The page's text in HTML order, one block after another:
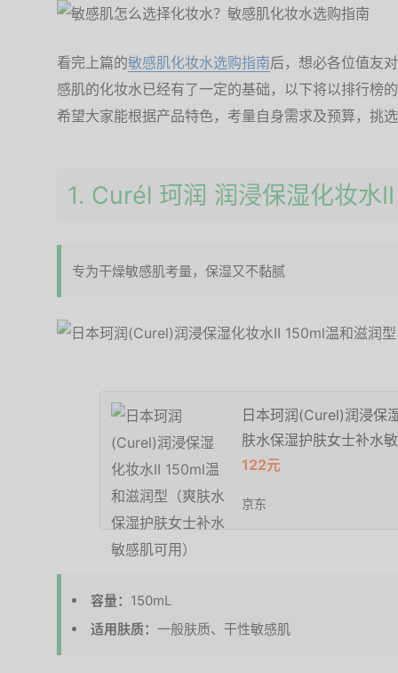
看完上篇的敏感肌化妆水选购指南后，想必各位值友
感肌的化妆水已经有了一定的基础，以下将以排行榜
希望大家能根据产品特色，考量自身需求及预算，挑
1. Curél 珂润 润浸保湿化妆水II
专为干燥敏感肌考量，保湿又不黏腻
日本珂润(Curel)润浸保
肤水保湿护肤女士补水
122元
京东
容量： 150mL
适用肤质： 一般肤质、干性敏感肌